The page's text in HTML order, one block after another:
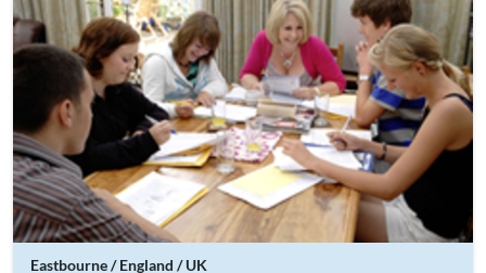
Eastbourne / England / UK